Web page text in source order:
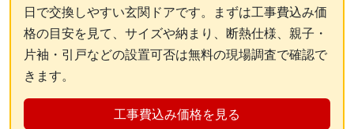
日で交換しやすい玄関ドアです。まずは工事費込み価
格の目安を見て、サイズや納まり、断熱仕様、親子・
片袖・引戸などの設置可否は無料の現場調査で確認で
きます。
工事費込み価格を見る